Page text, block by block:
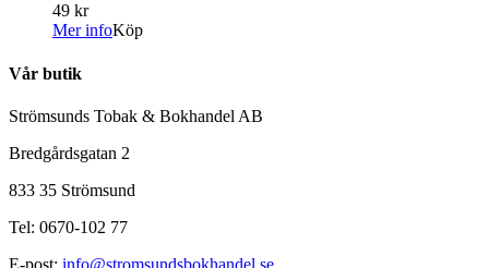
49 kr
Mer infoKöp
Vår butik
Strömsunds Tobak & Bokhandel AB
Bredgårdsgatan 2
833 35 Strömsund
Tel: 0670-102 77
E-post: info@stromsundsbokhandel.se